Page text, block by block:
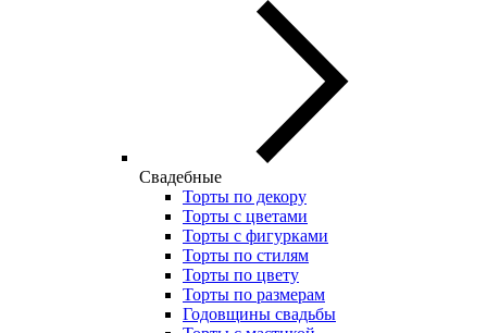
Свадебные
Торты по декору
Торты с цветами
Торты с фигурками
Торты по стилям
Торты по цвету
Торты по размерам
Годовщины свадьбы